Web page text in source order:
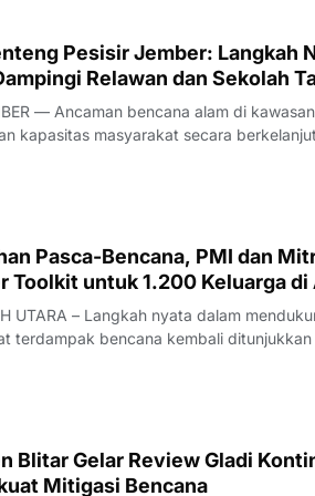
Pesisir Jember: Langkah
Relawan dan Sekolah
— Ancaman bencana alam di
kapasitas masyarakat secara
(SCR), Palang Merah Indonesia
Pasca-Bencana, PMI dan
Toolkit untuk 1.200 Keluarga di
UTARA – Langkah nyata dalam
terdampak bencana kembali
and Voucher Assistance (CVA) PMI
Blitar Gelar Review Gladi
Mitigasi Bencana